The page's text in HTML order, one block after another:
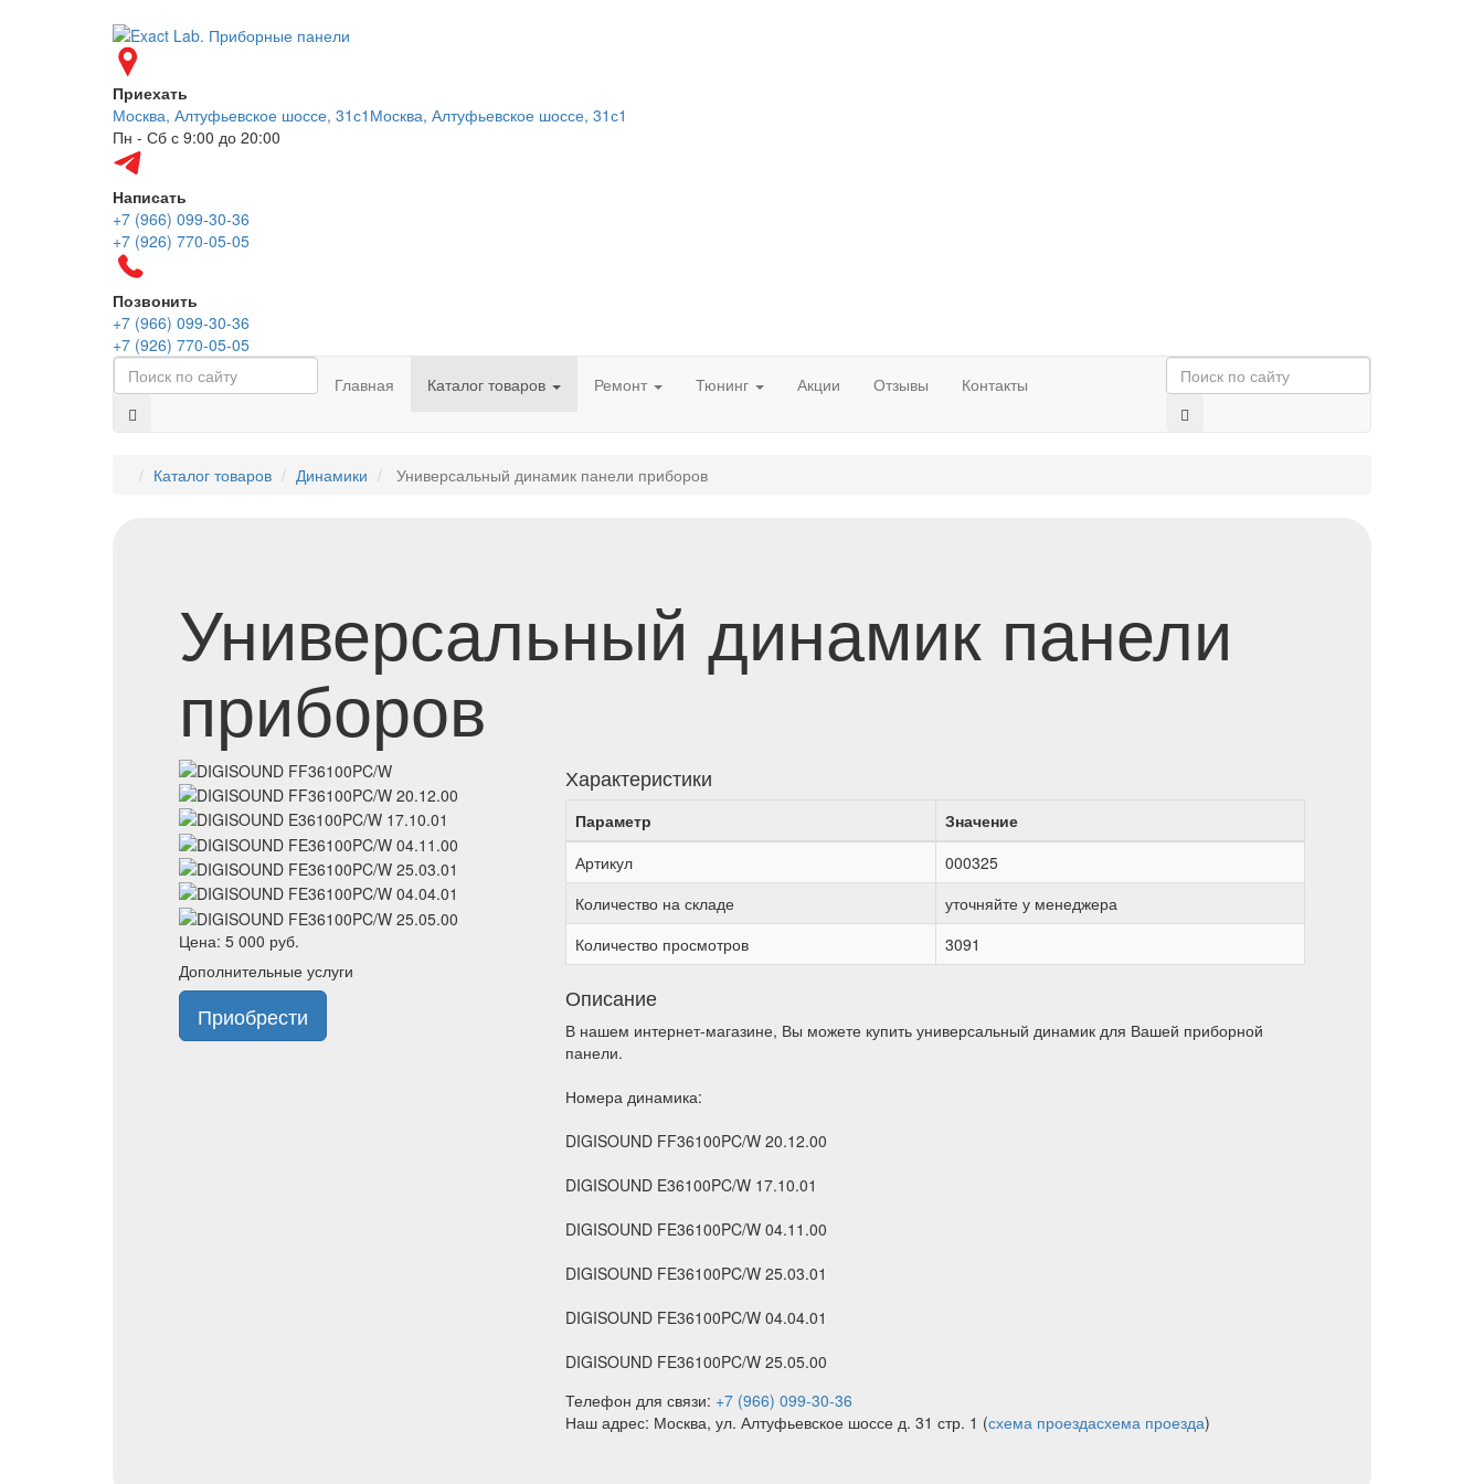
Приехать
Москва, Алтуфьевское шоссе, 31с1 Москва, Алтуфьевское шоссе, 31с1
Пн - Сб с 9:00 до 20:00
Написать
+7 (966) 099-30-36
+7 (926) 770-05-05
Позвонить
+7 (966) 099-30-36
+7 (926) 770-05-05
Главная
Каталог товаров Ремонт Тюнинг Акции Отзывы Контакты
Каталог товаров Динамики Универсальный динамик панели приборов
Универсальный динамик панели
приборов
Цена: 5 000 руб.
Дополнительные услуги
Приобрести
Характеристики
Параметр
Значение
Артикул
000325
Количество на складе
уточняйте у менеджера
Количество просмотров
3091
Описание
В нашем интернет-магазине, Вы можете купить универсальный динамик для Вашей приборной
панели.
Номера динамика:
DIGISOUND FF36100PC/W 20.12.00
DIGISOUND E36100PC/W 17.10.01
DIGISOUND FE36100PC/W 04.11.00
DIGISOUND FE36100PC/W 25.03.01
DIGISOUND FE36100PC/W 04.04.01
DIGISOUND FE36100PC/W 25.05.00
Телефон для связи: +7 (966) 099-30-36
Наш адрес: Москва, ул. Алтуфьевское шоссе д. 31 стр. 1 (схема проездасхема проезда)